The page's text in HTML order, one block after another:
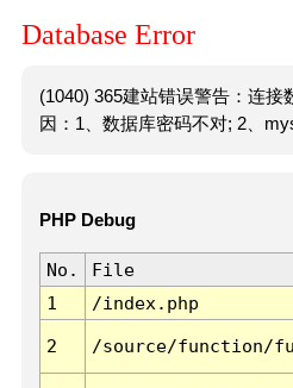
Database Error
(1040) 365建站错误警告：连接
因：1、数据库密码不对; 2、
PHP Debug
No. File
1
/index.php
2 /source/function/